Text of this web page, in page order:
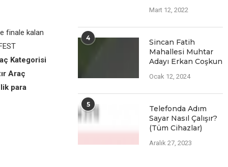
finale kalan
Kategorisi
Araç
para
Mart 12, 2022
4
Sincan Fatih
Mahallesi Muhtar
Adayı Erkan Coşkun
Ocak 12, 2024
5
Telefonda Adım
Sayar Nasıl Çalışır?
(Tüm Cihazlar)
Aralık 27, 2023